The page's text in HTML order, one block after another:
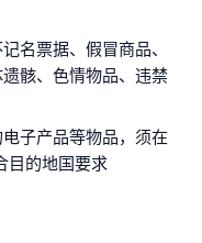
名票据、假冒商品、
骸、色情物品、违禁
子产品等物品，须在
目的地国要求